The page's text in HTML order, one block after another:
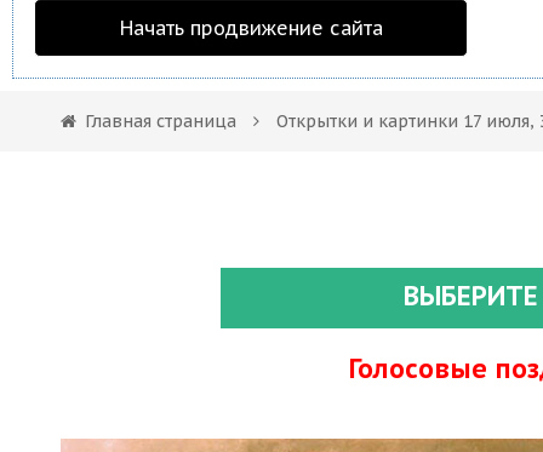
Начать продвижение сайта
Главная страница Открытки и картинки 17 июля,
Голосовые